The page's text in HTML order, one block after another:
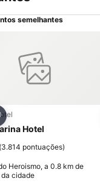
semelhantes
aos favoritos
Hotel
(3.814 pontuações)
Heroismo, a 0.8 km de
cidade